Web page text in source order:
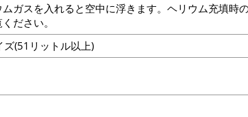
ガスを入れると空中に浮きます。ヘリウム充填時
ださい。
ズ(51リットル以上)